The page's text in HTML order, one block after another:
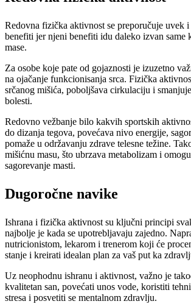
Redovna fizička aktivnost se preporučuje uvek
benefiti jer njeni benefiti idu daleko izvan same
mase.
Za osobe koje pate od gojaznosti je izuzetno
na ojačanje funkcionisanja srca. Fizička
srčanog mišića, poboljšava cirkulaciju i
bolesti.
Redovno vežbanje bilo kakvih sportskih
do dizanja tegova, povećava nivo energije,
pomaže u održavanju zdrave telesne težine.
mišićnu masu, što ubrzava metabolizam i
sagorevanje masti.
Dugoročne navike
Ishrana i fizička aktivnost su ključni principi
najbolje je kada se upotrebljavaju zajedno.
nutricionistom, lekarom i trenerom koji će
stanje i kreirati idealan plan za vaš put ka
Uz neophodnu ishranu i aktivnost, važno je
kvalitetan san, povećati unos vode, koristiti
stresa i posvetiti se mentalnom zdravlju.